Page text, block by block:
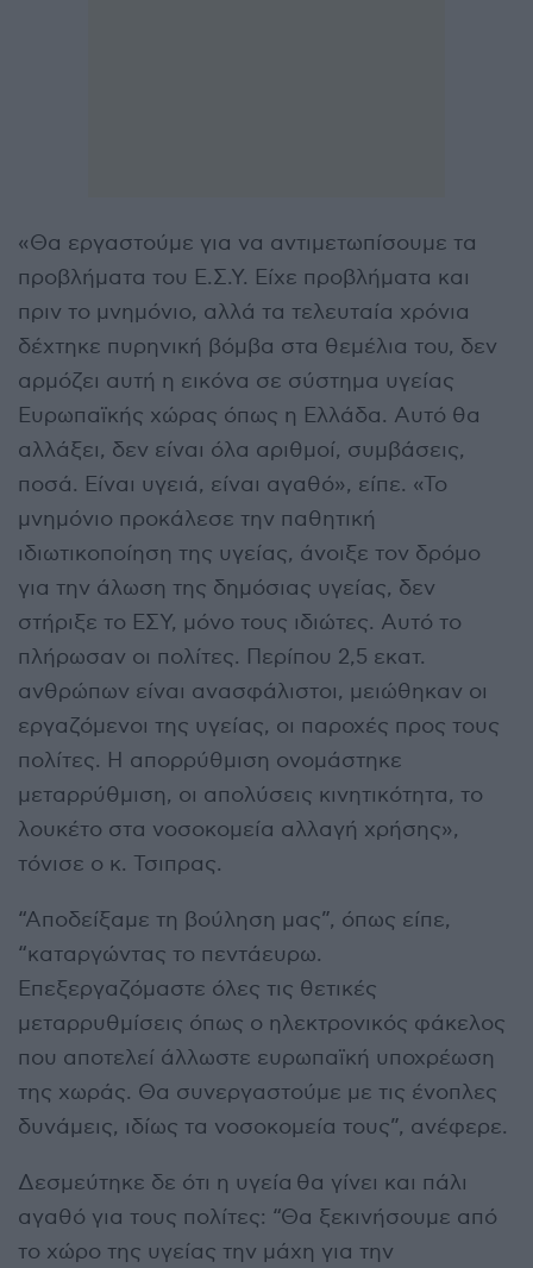
«Θα εργαστούμε για να αντιμετωπίσουμε τα
προβλήματα του Ε.Σ.Υ. Είχε προβλήματα και
πριν το μνημόνιο, αλλά τα τελευταία χρόνια
δέχτηκε πυρηνική βόμβα στα θεμέλια του, δεν
αρμόζει αυτή η εικόνα σε σύστημα υγείας
Ευρωπαϊκής χώρας όπως η Ελλάδα. Αυτό θα
αλλάξει, δεν είναι όλα αριθμοί, συμβάσεις,
ποσά. Είναι υγειά, είναι αγαθό», είπε. «Το
μνημόνιο προκάλεσε την παθητική
ιδιωτικοποίηση της υγείας, άνοιξε τον δρόμο
για την άλωση της δημόσιας υγείας, δεν
στήριξε το ΕΣΥ, μόνο τους ιδιώτες. Αυτό το
πλήρωσαν οι πολίτες. Περίπου 2,5 εκατ.
ανθρώπων είναι ανασφάλιστοι, μειώθηκαν οι
εργαζόμενοι της υγείας, οι παροχές προς τους
πολίτες. Η απορρύθμιση ονομάστηκε
μεταρρύθμιση, οι απολύσεις κινητικότητα, το
λουκέτο στα νοσοκομεία αλλαγή χρήσης»,
τόνισε ο κ. Τσιπρας.
“Αποδείξαμε τη βούληση μας”, όπως είπε,
“καταργώντας το πεντάευρω.
Επεξεργαζόμαστε όλες τις θετικές
μεταρρυθμίσεις όπως ο ηλεκτρονικός φάκελος
που αποτελεί άλλωστε ευρωπαϊκή υποχρέωση
της χωράς. Θα συνεργαστούμε με τις ένοπλες
δυνάμεις, ιδίως τα νοσοκομεία τους”, ανέφερε.
Δεσμεύτηκε δε ότι η υγεία θα γίνει και πάλι
αγαθό για τους πολίτες: “Θα ξεκινήσουμε από
το χώρο της υγείας την μάχη για την